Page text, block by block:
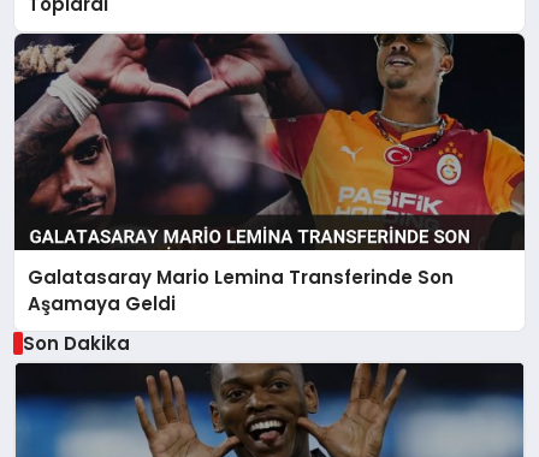
Galatasaray Mario Lemina Transferinde Son
Aşamaya Geldi
Son Dakika